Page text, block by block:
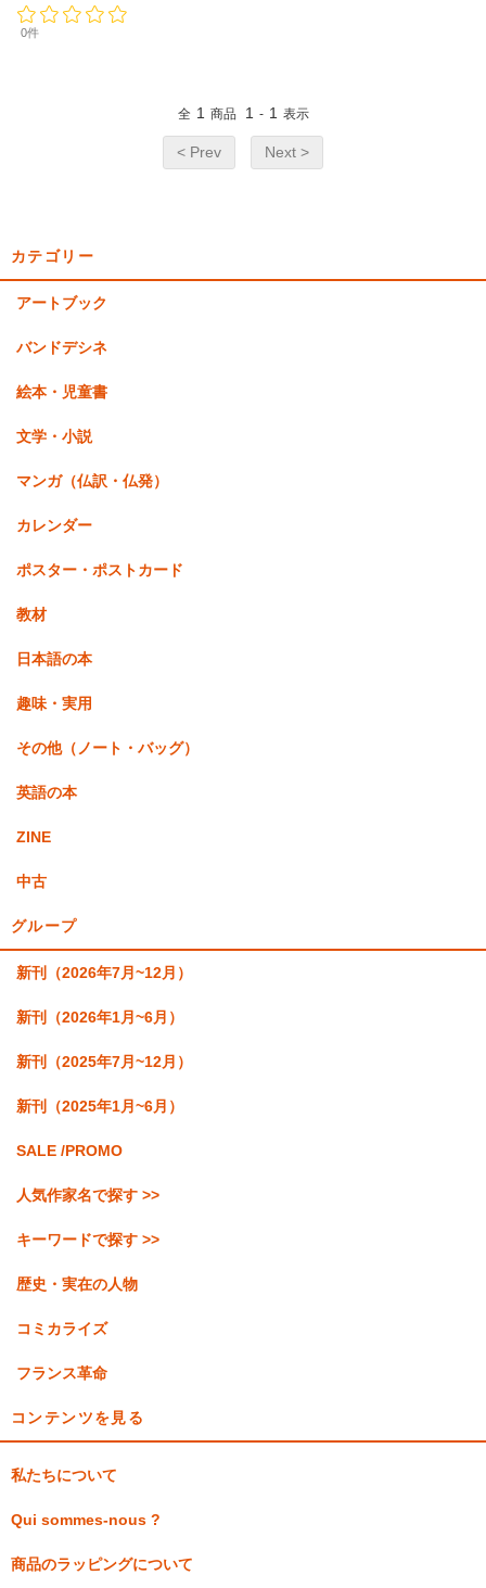
0件
全 1 商品 1 - 1 表示
< Prev Next >
カテゴリー
アートブック
バンドデシネ
絵本・児童書
文学・小説
マンガ（仏訳・仏発）
カレンダー
ポスター・ポストカード
教材
日本語の本
趣味・実用
その他（ノート・バッグ）
英語の本
ZINE
中古
グループ
新刊（2026年7月~12月）
新刊（2026年1月~6月）
新刊（2025年7月~12月）
新刊（2025年1月~6月）
SALE /PROMO
人気作家名で探す >>
キーワードで探す >>
歴史・実在の人物
コミカライズ
フランス革命
コンテンツを見る
私たちについて
Qui sommes-nous ?
商品のラッピングについて